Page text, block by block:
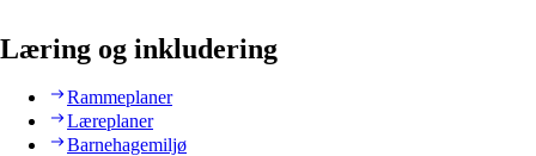
Læring og inkludering
Rammeplaner
Læreplaner
Barnehagemiljø